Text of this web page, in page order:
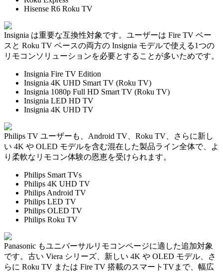
Hisense R6 Roku TV
Insignia は重要な互換性対象です。ユーザーは Fire TV ベー
スと Roku TV ベースの両方の Insignia モデルで使える1つの
リモコンソリューションを必要とすることが多いためです。
Insignia Fire TV Edition
Insignia 4K UHD Smart TV (Roku TV)
Insignia 1080p Full HD Smart TV (Roku TV)
Insignia LED HD TV
Insignia 4K UHD TV
Philips TV ユーザーも、Android TV、Roku TV、さらに新し
い 4K や OLED モデルを含む混在した製品ライン全体で、よ
り柔軟なリモコン体験の恩恵を受けられます。
Philips Smart TVs
Philips 4K UHD TV
Philips Android TV
Philips LED TV
Philips OLED TV
Philips Roku TV
Panasonic もユニバーサルリモコンページに適した追加対象
です。古い Viera シリーズ、新しい 4K や OLED モデル、さ
らに Roku TV または Fire TV 搭載のスマートTVまで、幅広